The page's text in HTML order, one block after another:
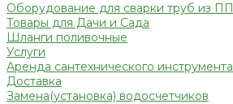
Оборудование для сварки труб из ПП
Товары для Дачи и Сада
Шланги поливочные
Услуги
Аренда сантехнического инструмента
Доставка
Замена(установка) водосчетчиков